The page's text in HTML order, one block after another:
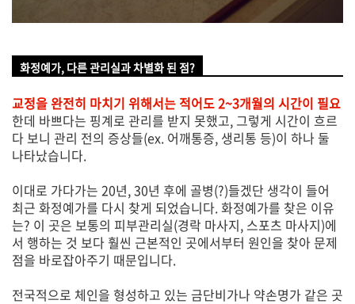
화정예가, 다른 관리실과 차별화 된 점?
교정을 완전히 마치기 위해서는 적어도 2~3개월의 시간이 필요
한데 바쁘다는 핑계로 관리를 받지 못했고, 그렇게 시간이 흐르
다 보니 관리 전의 증상들(ex. 어깨통증, 생리통 등)이 하나 둘
나타났습니다.
이대로 가다가는 20년, 30년 후에 골병(?)들겠단 생각이 들어
최근 화정예가를 다시 찾게 되었습니다. 화정예가를 찾은 이유
는? 이 곳은 보통의 피부관리실(경락 마사지, 스포츠 마사지)에
서 행하는 것 보다 훨씬 근본적인 곳에서부터 원인을 찾아 문제
점을 바로잡아주기 때문입니다.
전국적으로 체인을 형성하고 있는 금단비가나 약손명가 같은 곳